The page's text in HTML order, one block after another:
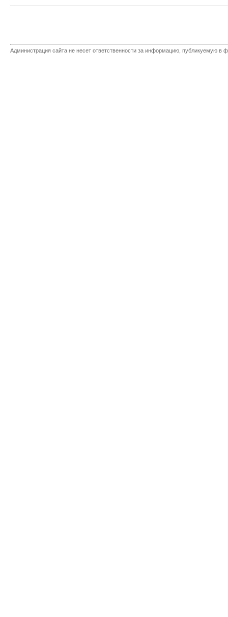
Администрация сайта не несет ответственности за информацию, публикуемую